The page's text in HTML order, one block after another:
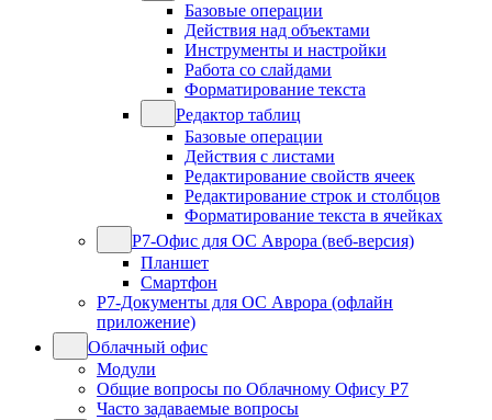
Базовые операции
Действия над объектами
Инструменты и настройки
Работа со слайдами
Форматирование текста
Редактор таблиц
Базовые операции
Действия с листами
Редактирование свойств ячеек
Редактирование строк и столбцов
Форматирование текста в ячейках
Р7-Офис для ОС Аврора (веб-версия)
Планшет
Смартфон
Р7-Документы для ОС Аврора (офлайн
приложение)
Облачный офис
Модули
Общие вопросы по Облачному Офису Р7
Часто задаваемые вопросы